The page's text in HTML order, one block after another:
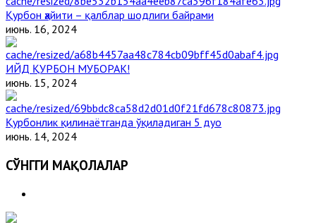
Қурбон ҳайити – қалблар шодлиги байрами
июнь. 16, 2024
ИЙД ҚУРБОН МУБОРАК!
июнь. 15, 2024
Қурбонлик қилинаётганда ўқиладиган 5 дуо
июнь. 14, 2024
СЎНГГИ МАҚОЛАЛАР